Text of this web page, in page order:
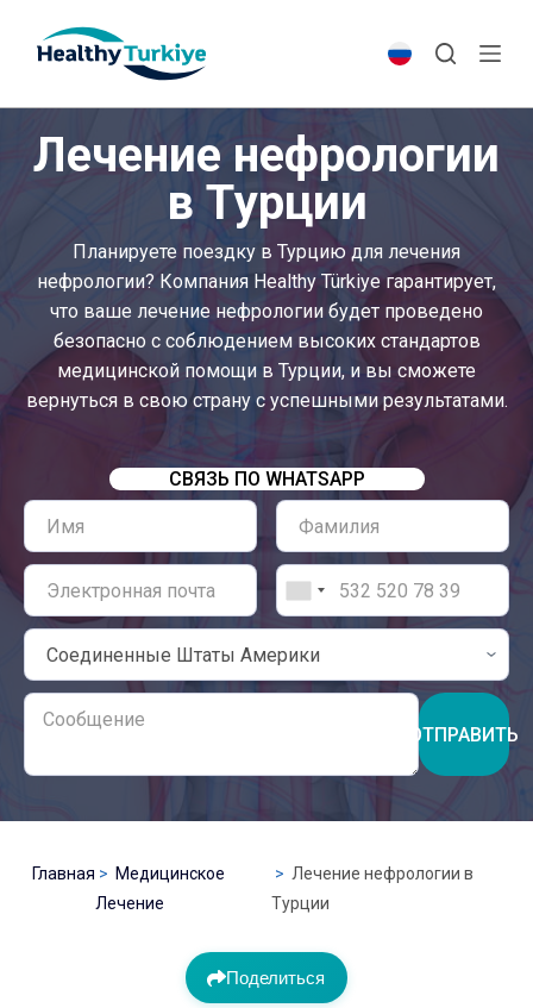
p
oЛечение нефрологии
в Турции
Планируете поездку в Турцию для лечения
нефрологии? Компания Healthy Türkiye гарантирует,
что ваше лечение нефрологии будет проведено
безопасно с соблюдением высоких стандартов
медицинской помощи в Турции, и вы сможете
вернуться в свою страну с успешными результатами.
СВЯЗЬ ПО WHATSAPP
ОТПРАВИТЬ
Главная
Медицинское
Лечение
Лечение нефрологии в
Турции
Поделиться